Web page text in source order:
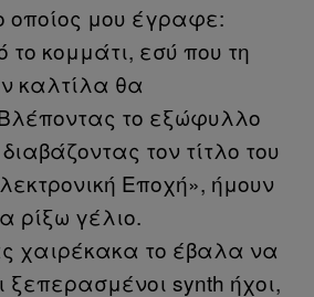
οποίος μου έγραφε:
το κομμάτι, εσύ που τη
καλτίλα θα
το εξώφυλλο
τον τίτλο του
Εποχή», ήμουν
ρίξω γέλιο.
χαιρέκακα το έβαλα να
ξεπερασμένοι synth ήχοι,